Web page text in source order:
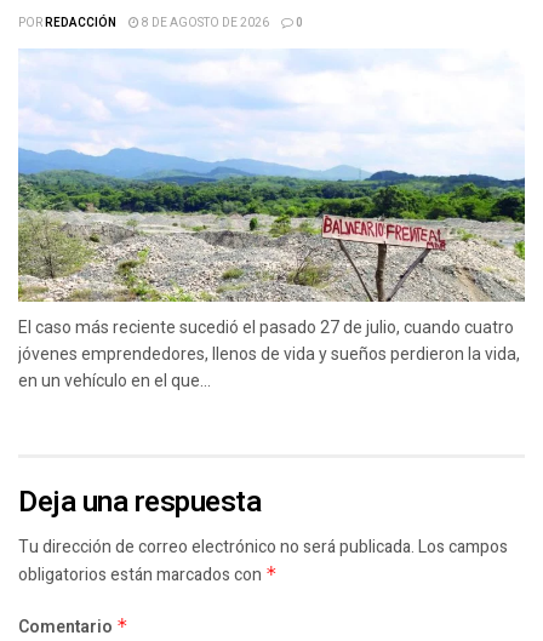
PORREDACCIÓN 8 DE AGOSTO DE 2026 0
El caso más reciente sucedió el pasado 27 de julio, cuando cuatro
jóvenes emprendedores, llenos de vida y sueños perdieron la vida,
en un vehículo en el que...
Deja una respuesta
Tu dirección de correo electrónico no será publicada.Los campos
obligatorios están marcados con *
Comentario *